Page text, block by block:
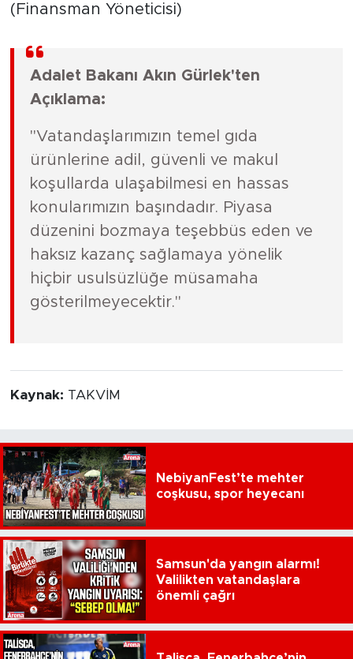
(Finansman Yöneticisi)
Adalet Bakanı Akın Gürlek'ten
Açıklama:
"Vatandaşlarımızın temel gıda
ürünlerine adil, güvenli ve makul
koşullarda ulaşabilmesi en hassas
konularımızın başındadır. Piyasa
düzenini bozmaya teşebbüs eden ve
haksız kazanç sağlamaya yönelik
hiçbir usulsüzlüğe müsamaha
gösterilmeyecektir."
Kaynak: TAKVİM
NebiyanFest’te mehter
coşkusu, spor heyecanı
Samsun'da yangın alarmı!
Valilikten vatandaşlara
önemli çağrı